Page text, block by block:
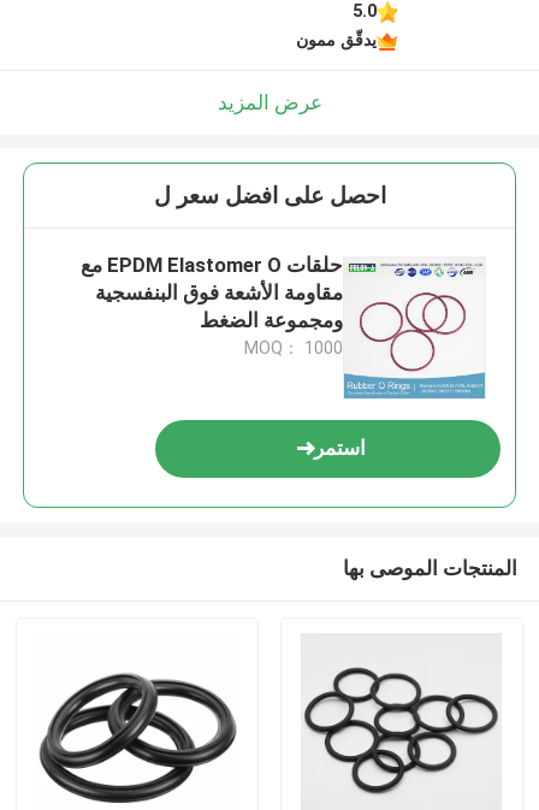
5.0
يدقّق ممون
عرض المزيد
احصل على افضل سعر ل
حلقات EPDM Elastomer O مع
مقاومة الأشعة فوق البنفسجية
ومجموعة الضغط
MOQ： 1000
استمر
المنتجات الموصى بها